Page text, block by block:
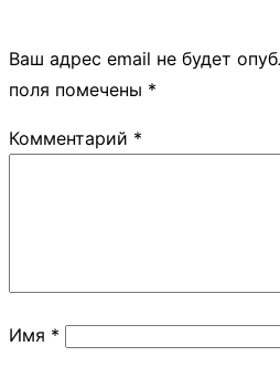
Ваш адрес email не будет
поля помечены *
Комментарий *
Имя *